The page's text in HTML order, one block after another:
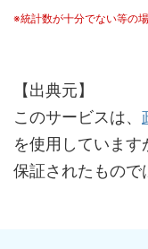
※統計数が十分でない等の
【出典元】
このサービスは、
を使用していま
保証されたもので